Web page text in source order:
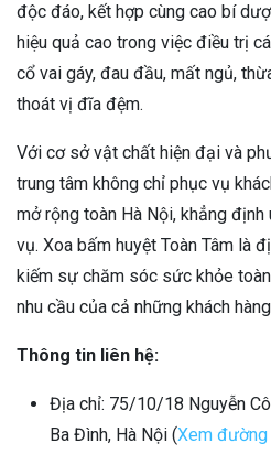
độc đáo, kết hợp cùng cao bí
hiệu quả cao trong việc điều trị
cổ vai gáy, đau đầu, mất ngủ,
thoát vị đĩa đệm.
Với cơ sở vật chất hiện đại và
trung tâm không chỉ phục vụ
mở rộng toàn Hà Nội, khẳng
vụ. Xoa bấm huyệt Toàn Tâm là
kiếm sự chăm sóc sức khỏe
nhu cầu của cả những khách
Thông tin liên hệ:
Địa chỉ: 75/10/18 Nguyễn
Ba Đình, Hà Nội (Xem